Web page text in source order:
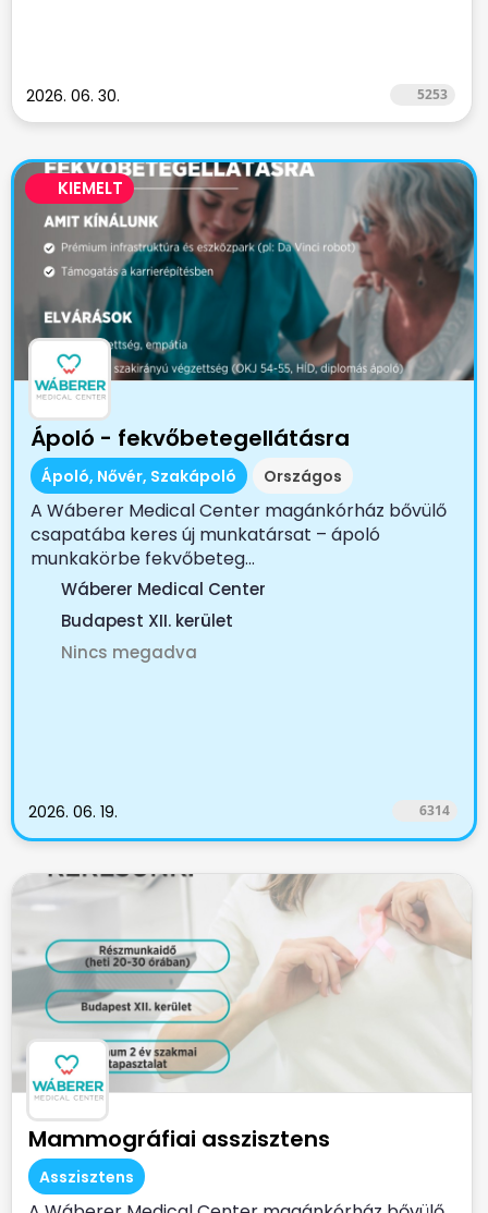
2026. 06. 30. 5253
KIEMELT
Ápoló - fekvőbetegellátásra
Ápoló, Nővér, Szakápoló Országos
A Wáberer Medical Center magánkórház bővülő
csapatába keres új munkatársat – ápoló
munkakörbe fekvőbeteg...
Wáberer Medical Center
Budapest XII. kerület
Nincs megadva
2026. 06. 19. 6314
Mammográfiai asszisztens
Asszisztens